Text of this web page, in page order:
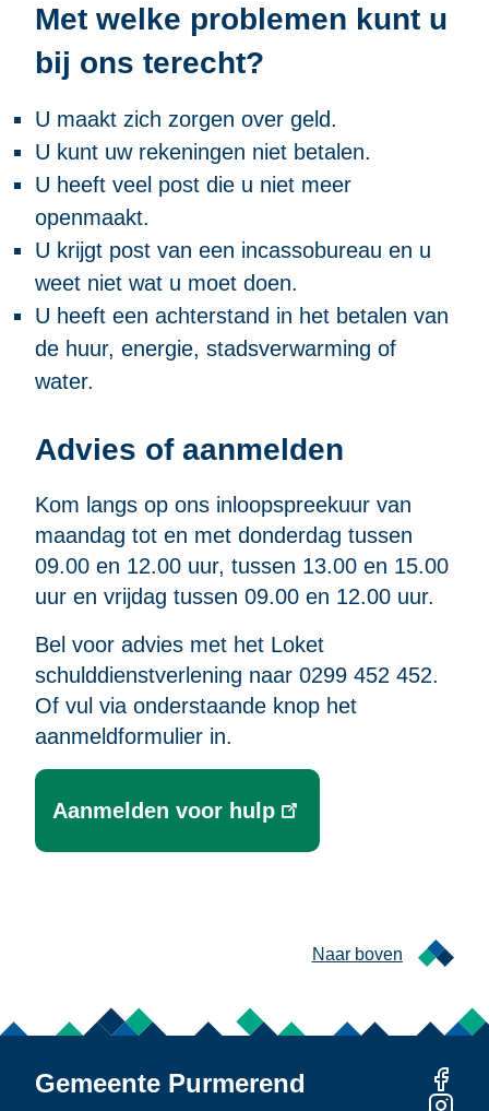
Met welke problemen kunt u
bij ons terecht?
U maakt zich zorgen over geld.
U kunt uw rekeningen niet betalen.
U heeft veel post die u niet meer
openmaakt.
U krijgt post van een incassobureau en u
weet niet wat u moet doen.
U heeft een achterstand in het betalen van
de huur, energie, stadsverwarming of
water.
Advies of aanmelden
Kom langs op ons inloopspreekuur van
maandag tot en met donderdag tussen
09.00 en 12.00 uur, tussen 13.00 en 15.00
uur en vrijdag tussen 09.00 en 12.00 uur.
Bel voor advies met het Loket
schulddienstverlening naar 0299 452 452.
Of vul via onderstaande knop het
aanmeldformulier in.
Aanmelden voor hulp
Naar boven
Gemeente Purmerend